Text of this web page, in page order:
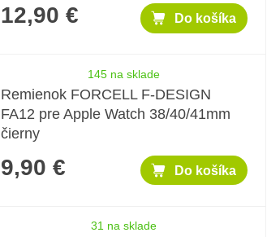
12,90 € Do košíka
145 na sklade
Remienok FORCELL F-DESIGN
FA12 pre Apple Watch 38/40/41mm
čierny
9,90 € Do košíka
31 na sklade